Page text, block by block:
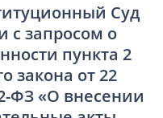
Суд
с запросом о
пункта 2
закона от 22
ФЗ «О внесении